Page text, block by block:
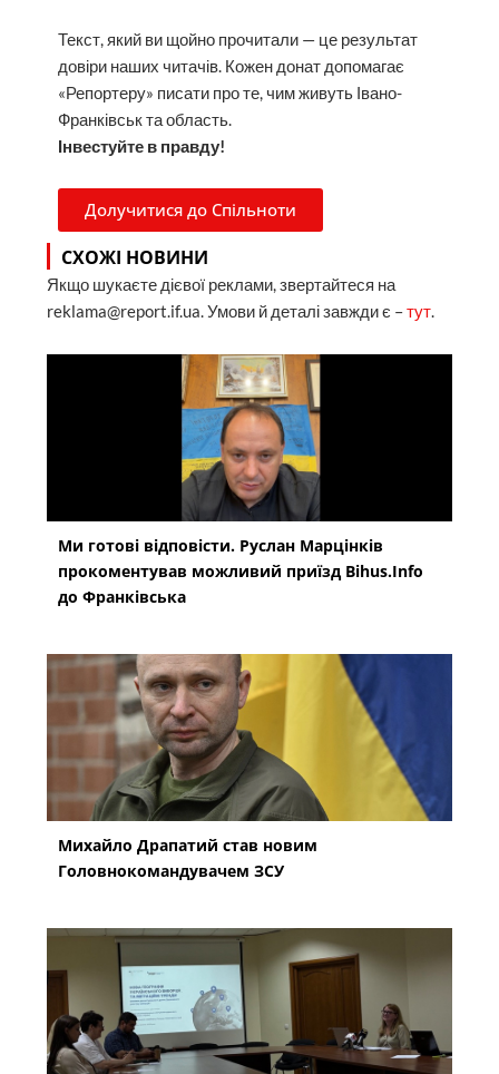
Текст, який ви щойно прочитали — це результат
довіри наших читачів. Кожен донат допомагає
«Репортеру» писати про те, чим живуть Івано-
Франківськ та область.
Інвестуйте в правду!
Долучитися до Спільноти
СХОЖІ НОВИНИ
Якщо шукаєте дієвої реклами, звертайтеся на
reklama@report.if.ua. Умови й деталі завжди є –тут.
Ми готові відповісти. Руслан Марцінків
прокоментував можливий приїзд Bihus.Info
до Франківська
Михайло Драпатий став новим
Головнокомандувачем ЗСУ